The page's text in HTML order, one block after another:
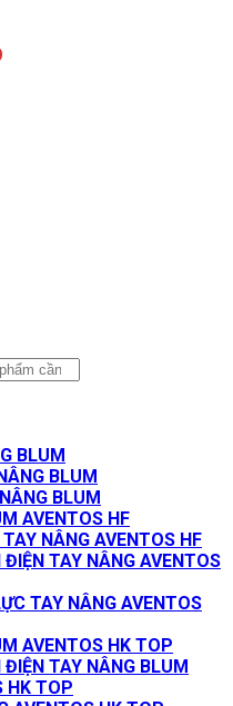
BLUM
BLUM
BLUM
AVENTOS HF
TAY NÂNG AVENTOS HF
ĐIỆN TAY NÂNG AVENTOS
TAY NÂNG AVENTOS
AVENTOS HK TOP
ĐIỆN TAY NÂNG BLUM
HK TOP